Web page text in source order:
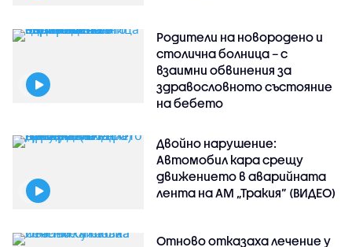
Родители на новородено и
столична болница – с
взаимни обвинения за
здравословното състояние
на бебето
Двойно нарушение:
Автомобил кара срещу
движението в аварийната
лента на АМ „Тракия” (ВИДЕО)
Отново отказаха лечение у